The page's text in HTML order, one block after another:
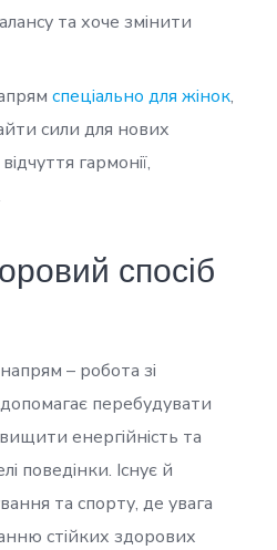
та хоче змінити
спеціально для жінок,
сили для нових
гармонії,
спосіб
– робота зі
перебудувати
енергійність та
поведінки. Існує й
та спорту, де увага
стійких здорових